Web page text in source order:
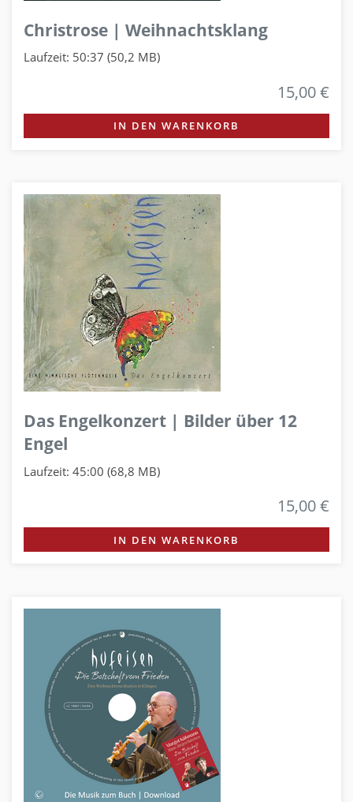
Christrose | Weihnachtsklang
Laufzeit: 50:37 (50,2 MB)
15,00 €
IN DEN WARENKORB
Das Engelkonzert | Bilder über 12
Engel
Laufzeit: 45:00 (68,8 MB)
15,00 €
IN DEN WARENKORB